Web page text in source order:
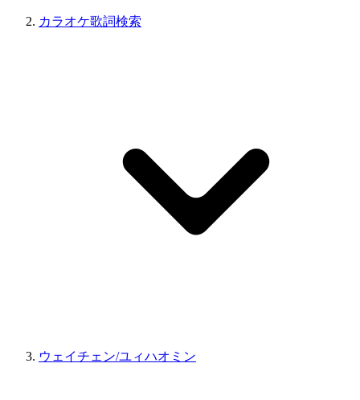
カラオケ歌詞検索
ウェイチェン/ユィハオミン